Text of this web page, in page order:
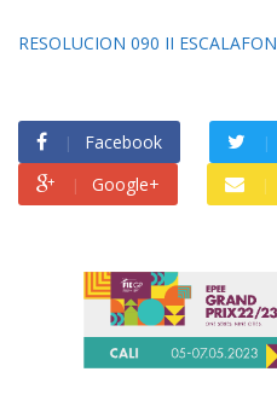
RESOLUCION 090 II
Facebook
Google+